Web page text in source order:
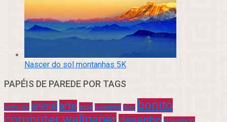
Nascer do sol montanhas 5K
PAPÉIS DE PAREDE POR TAGS
animais animal arte azul beautiful blue bonito